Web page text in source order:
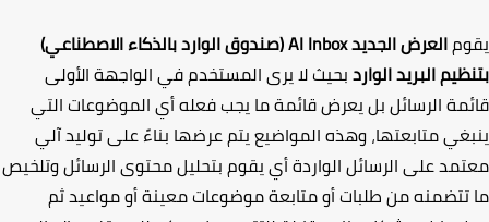
العرض الجديدAI Inbox(صندوق الوارد بالذكاء الاصطناعي)
البريد الواردبحيث لا يرى المستخدم في الواجهة الأولى
الرسائل بل يعرض قائمة ما يجب فعلهأي الموضوعات التي
متابعتها،وهذه المواضيع يتم عرضها بناءً على توليد آلي
على الرسائل الواردة أي يقوم بتحليل محتوى الرسائل وتلخيص
من طلبات أو متابعة موضوعات معينة أو مواعيد ثم